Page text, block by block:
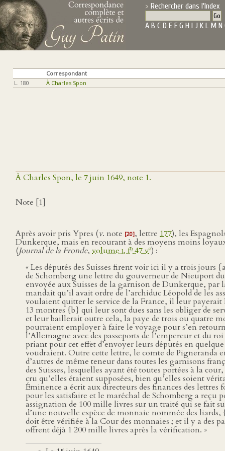
Rechercher dans l'Index
A B C D E F G H I J K L M N